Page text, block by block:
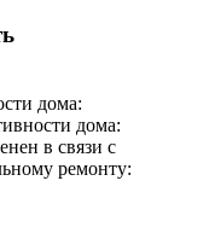
дома:
дома:
в связи с
ремонту: